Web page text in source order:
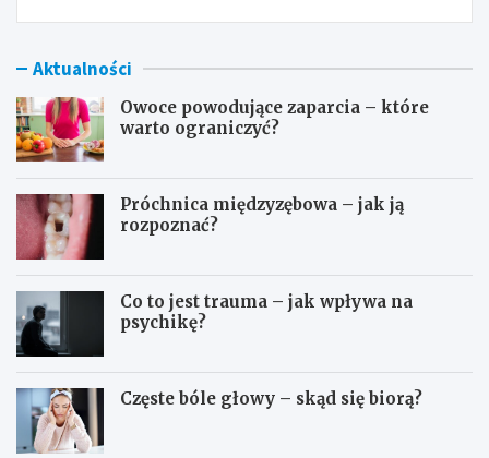
Aktualności
Owoce powodujące zaparcia – które
warto ograniczyć?
Próchnica międzyzębowa – jak ją
rozpoznać?
Co to jest trauma – jak wpływa na
psychikę?
Częste bóle głowy – skąd się biorą?